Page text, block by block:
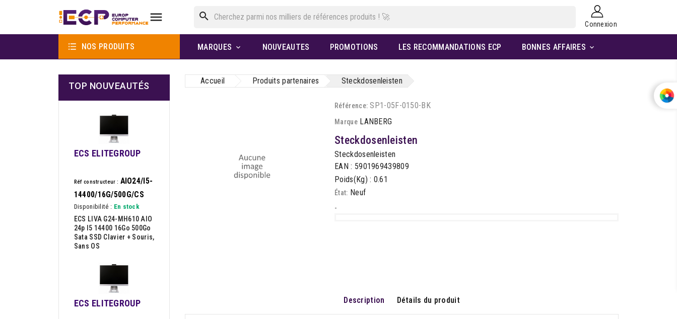
 search
Connexion
 NOS PRODUITS MARQUES  NOUVEAUTES PROMOTIONS LES RECOMMANDATIONS ECP BONNES AFFAIRES 
TOP NOUVEAUTÉS
ECS ELITEGROUP
Réf constructeur : AIO24/I5-
14400/16G/500G/CS
Disponibilité : En stock
ECS LIVA G24-MH610 AIO
24p I5 14400 16Go 500Go
Sata SSD Clavier + Souris,
Sans OS
ECS ELITEGROUP
Accueil Produits partenaires Steckdosenleisten
Référence: SP1-05F-0150-BK
Marque LANBERG
Steckdosenleisten
Steckdosenleisten
EAN : 5901969439809
Poids(Kg) : 0.61
État: Neuf
-
Description Détails du produit